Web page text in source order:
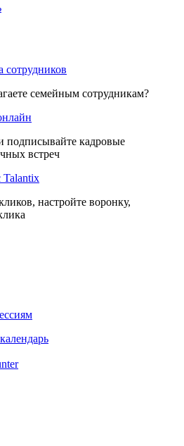
сотрудников
семейным сотрудникам?
подписывайте кадровые
встреч
Talantix
настройте воронку,